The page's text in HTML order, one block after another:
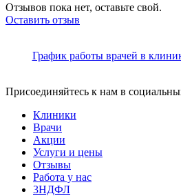
Отзывов пока нет, оставьте свой.
Оставить отзыв
График работы врачей в
Присоединяйтесь к нам в
Клиники
Врачи
Акции
Услуги и цены
Отзывы
Работа у нас
3НДФЛ